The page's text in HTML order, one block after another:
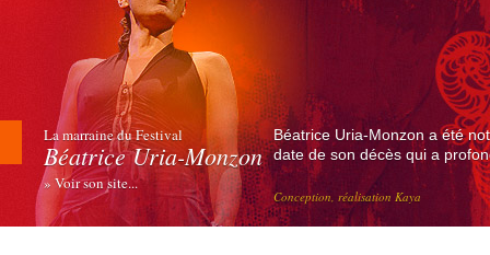
La marraine du Festival
Béatrice Uria-Monzon
» Voir son site...
Béatrice Uria-Monzon a été
date de son décès qui a
Conception, réalisation Kaya